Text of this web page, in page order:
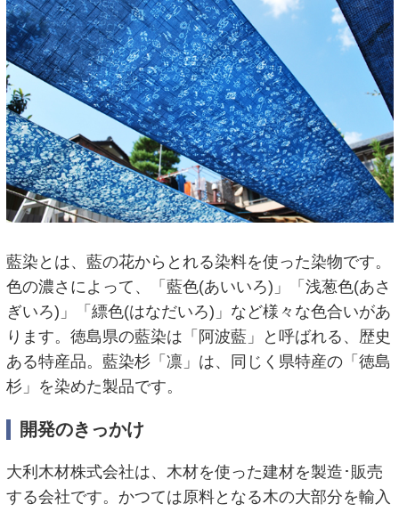
藍染とは、藍の花からとれる染料を使った染物です。
色の濃さによって、「藍色(あいいろ)」「浅葱色(あさ
ぎいろ)」「縹色(はなだいろ)」など様々な色合いがあ
ります。徳島県の藍染は「阿波藍」と呼ばれる、歴史
ある特産品。藍染杉「凛」は、同じく県特産の「徳島
杉」を染めた製品です。
開発のきっかけ
大利木材株式会社は、木材を使った建材を製造･販売
する会社です。かつては原料となる木の大部分を輸入